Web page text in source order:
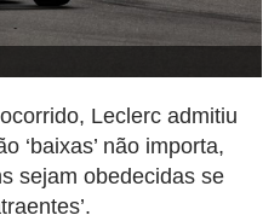
Leclerc admitiu
‘baixas’ não importa,
sejam obedecidas se